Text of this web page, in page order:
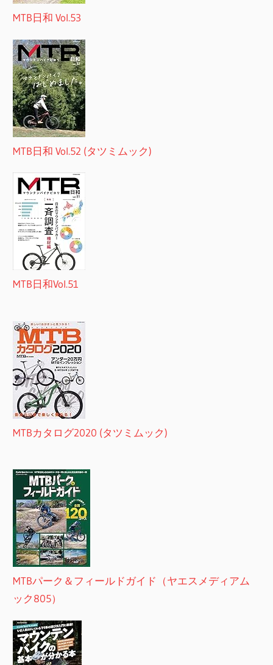
MTB日和 Vol.53
MTB日和 Vol.52 (タツミムック)
MTB日和Vol.51
MTBカタログ2020 (タツミムック)
MTBパーク＆フィールドガイド（ヤエスメディアム
ック805）